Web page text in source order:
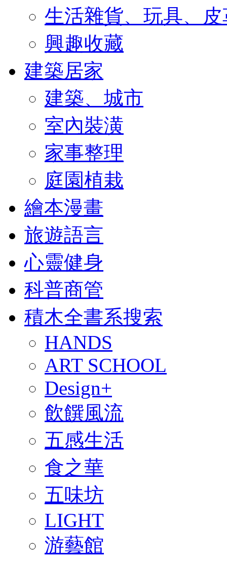
生活雜貨、玩具、皮
興趣收藏
建築居家
建築、城市
室內裝潢
家事整理
庭園植栽
繪本漫畫
旅遊語言
心靈健身
科普商管
積木全書系搜索
HANDS
ART SCHOOL
Design+
飲饌風流
五感生活
食之華
五味坊
LIGHT
游藝館